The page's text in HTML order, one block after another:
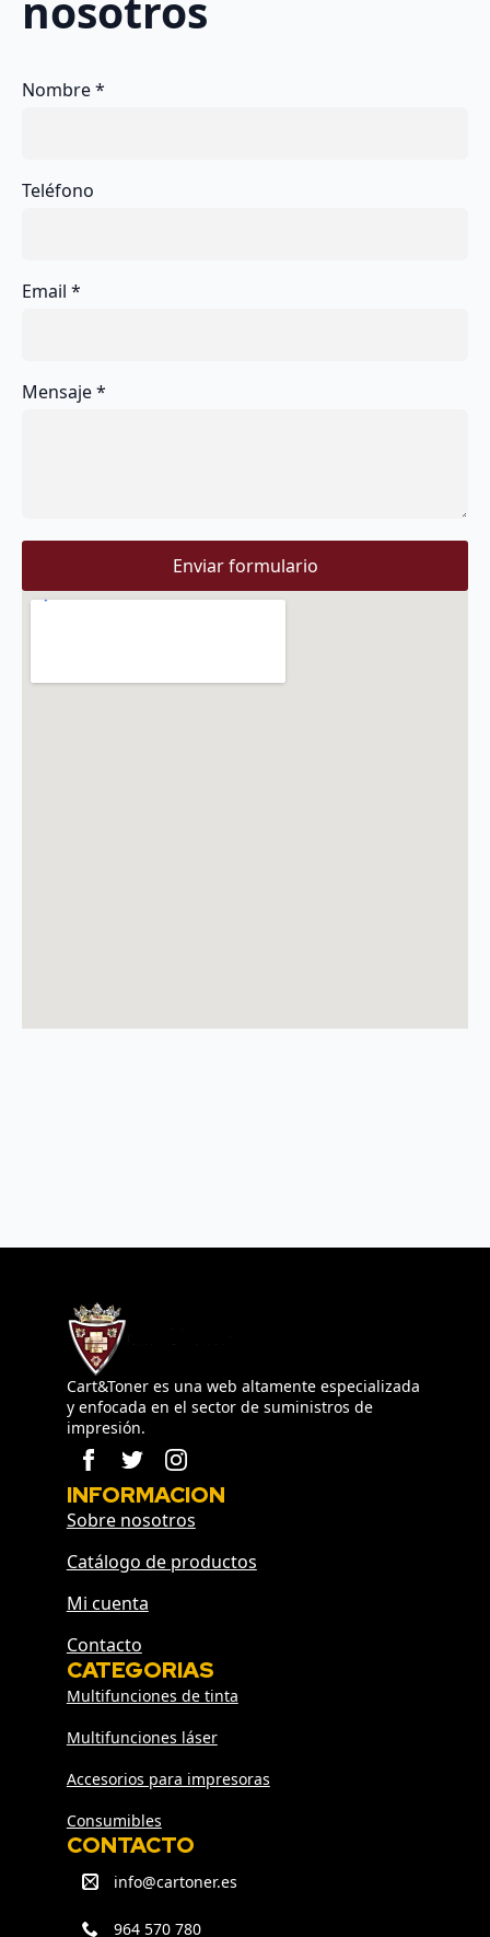
Nombre*
Teléfono
Email *
Mensaje*
Enviar formulario
Cart&Toner es una web altamente especializada
y enfocada en el sector de suministros de
impresión.
INFORMACION
Sobre nosotros
Catálogo de productos
Mi cuenta
Contacto
CATEGORIAS
Multifunciones de tinta
Multifunciones láser
Accesorios para impresoras
Consumibles
CONTACTO
info@cartoner.es
964 570 780